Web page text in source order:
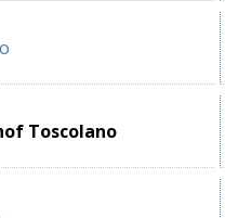
Toscolano